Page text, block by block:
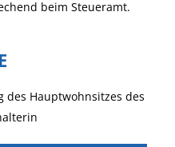
beim Steueramt.
des Hauptwohnsitzes des